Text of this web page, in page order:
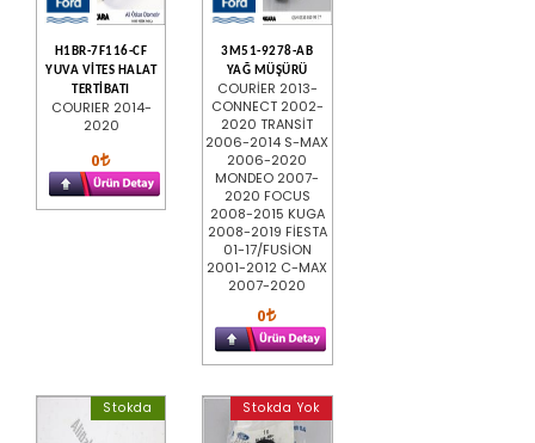
H1BR-7F116-CF
YUVA VİTES HALAT
TERTİBATI
COURIER 2014-
2020
0
3M51-9278-AB
YAĞ MÜŞÜRÜ
COURİER 2013-
CONNECT 2002-
2020 TRANSİT
2006-2014 S-MAX
2006-2020
MONDEO 2007-
2020 FOCUS
2008-2015 KUGA
2008-2019 FİESTA
01-17/FUSİON
2001-2012 C-MAX
2007-2020
0
Stokda Stokda Yok